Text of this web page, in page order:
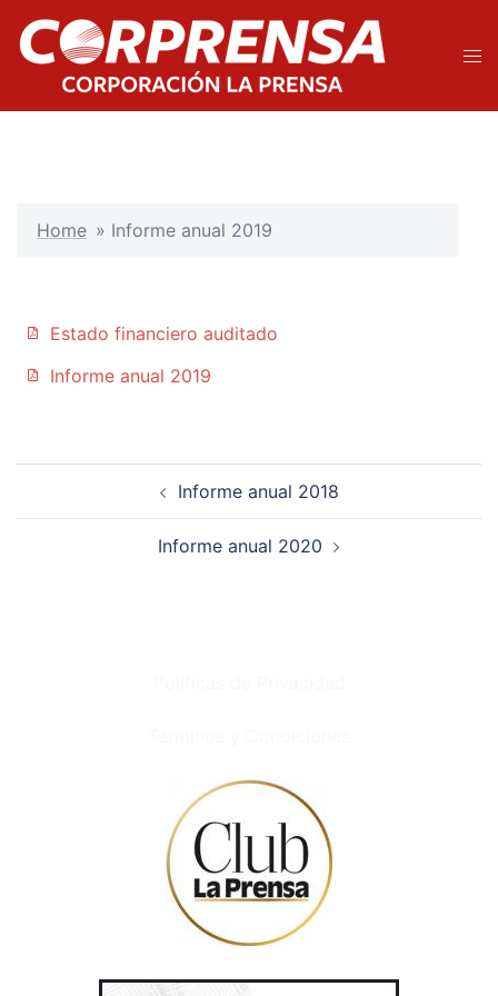
Home » Informe anual 2019
Estado financiero auditado
Informe anual 2019
Informe anual 2018
Informe anual 2020